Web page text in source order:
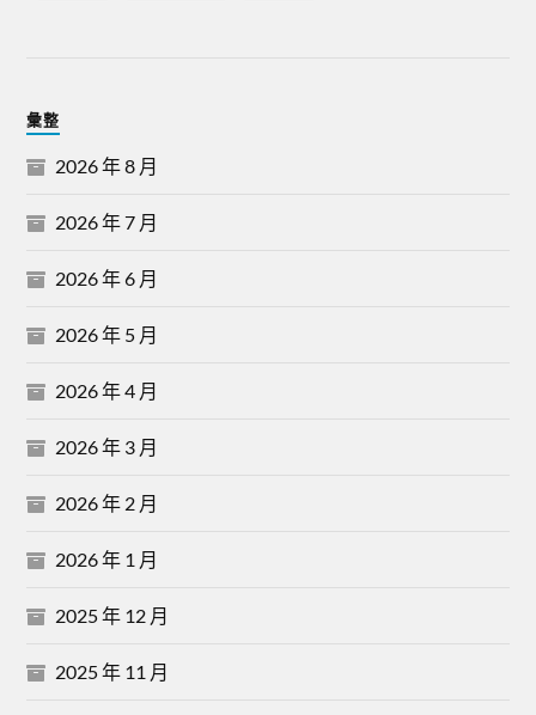
彙整
2026 年 8 月
2026 年 7 月
2026 年 6 月
2026 年 5 月
2026 年 4 月
2026 年 3 月
2026 年 2 月
2026 年 1 月
2025 年 12 月
2025 年 11 月